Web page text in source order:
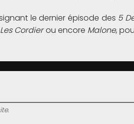
le dernier épisode des 5
Les Cordierou encore Malone,